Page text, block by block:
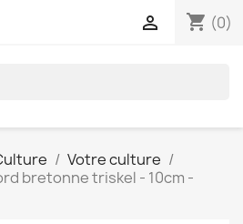
shopping_cart (0)

Votre culture
bretonne triskel - 10cm -